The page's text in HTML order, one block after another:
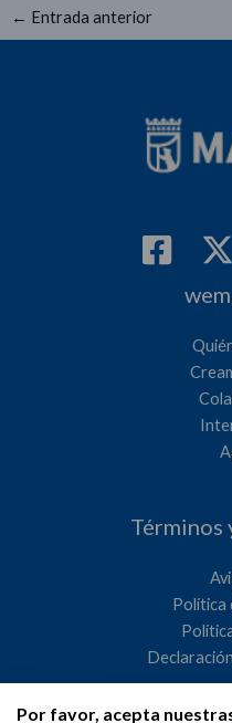
Por favor, acepta
← Entrada anterior
Términos
Política